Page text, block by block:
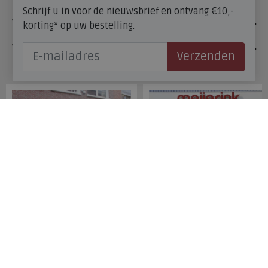
Voetzorg
Veelgestelde vragen
Schrijf u in voor de nieuwsbrief en ontvang €10,-
korting* op uw bestelling.
Verzenden